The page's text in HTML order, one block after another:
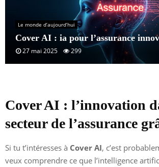
Le monde d’aujourd’hui
Cover AI : ia pour l’assurance
27 mai 2025 299
Cover AI : l’innovation
secteur de l’assurance
Si tu t’intéresses à Cover AI, c’est
veux comprendre ce que l’intelligence